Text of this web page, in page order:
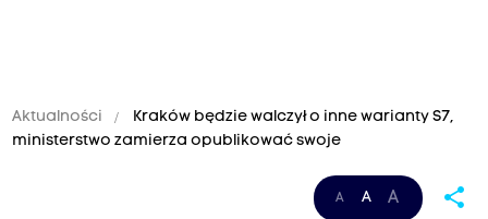
Aktualności
Kraków będzie walczył o inne warianty S7,
ministerstwo zamierza opublikować swoje
A A A share